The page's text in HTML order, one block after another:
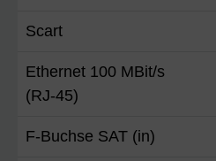
Scart
Ethernet 100 MBit/s
(RJ-45)
F-Buchse SAT (in)